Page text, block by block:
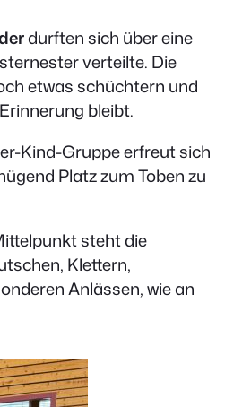
durften sich über eine
verteilte. Die
etwas schüchtern und
bleibt.
Kind-Gruppe erfreut sich
Platz zum Toben zu
steht die
Klettern,
Anlässen, wie an